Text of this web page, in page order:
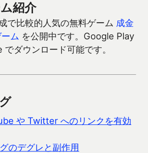
紹介
で比較的人気の無料ゲーム 成金
ム を公開中です。Google Play
ダウンロード可能です。
や Twitter へのリンクを有効
のデグレと副作用